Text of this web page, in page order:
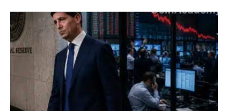
Kevin Warsh maintient sa communication minimaliste